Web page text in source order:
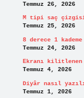
Temmuz 26, 2026
M tipi saç
Temmuz 25, 2026
8 derece 1
Temmuz 24, 2026
Ekranı kilitlenen
Temmuz 4, 2026
Diyâr nasıl
Temmuz 1, 2026